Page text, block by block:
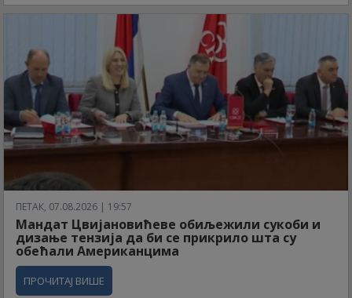
ПЕТАК, 07.08.2026 | 19:57
Мандат Цвијановићеве обиљежили сукоби и
дизање тензија да би се прикрило шта су
обећали Американцима
ПРОЧИТАЈ ВИШЕ